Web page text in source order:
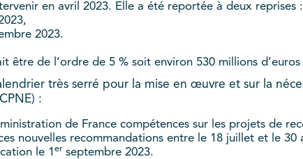
en avril 2023. Elle a été reportée à deux reprises :
2023.
être de l’ordre de 5 % soit environ 530 millions d’euros
très serré pour la mise en œuvre et sur la
:
de France compétences sur les projets de
nouvelles recommandations entre le 18 juillet et le 30
le 1 er septembre 2023.